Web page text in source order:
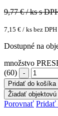
9,77€ / ks s
7,15 € / ks bez DPH
Dostupné na
množstvo
(60)
Pridať do košíka
Žiadať objektovú
Porovnať Pridať